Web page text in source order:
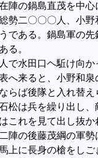
の鍋島直茂を中心
勢二〇〇〇人、小
である。鍋島軍の
る。
水田口ヘ駈け向か
へ来ると、小野和泉
らば後隊と入れ替え
松は兵を繰り出し
これを見て出し抜
陣の後藤茂綱の軍
上に長身の槍をし